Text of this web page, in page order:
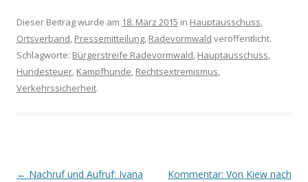
Dieser Beitrag wurde am 18. März 2015 in Hauptausschuss,
Ortsverband, Pressemitteilung, Radevormwald veröffentlicht.
Schlagworte: Bürgerstreife Radevormwald, Hauptausschuss,
Hundesteuer, Kampfhunde, Rechtsextremismus,
Verkehrssicherheit.
Beitrags-
← Nachruf und Aufruf: Ivana
Kommentar: Von Kiew nach